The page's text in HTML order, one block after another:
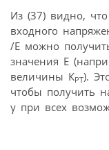
Из (37) видно,
входного
/E можно
значения E
величины КPT).
чтобы получить
γ при всех